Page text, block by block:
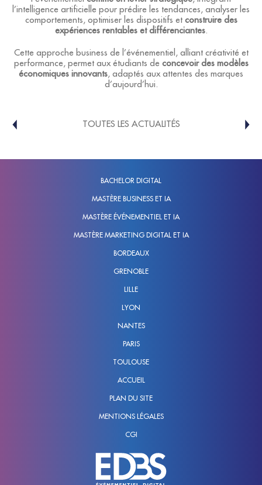
l’intelligence artificielle pour prédire les tendances, analyser les
comportements, optimiser les dispositifs et construire des
expériences rentables et différenciantes.
Cette approche business de l’événementiel, alliant créativité et
performance, permet aux étudiants de concevoir des modèles
économiques innovants, adaptés aux attentes des marques
d’aujourd’hui.
TOUTES LES ACTUALITÉS
BACHELOR DIGITAL
MASTÈRE BUSINESS ET IA
MASTÈRE ÉVÉNEMENTIEL ET IA
MASTÈRE MARKETING DIGITAL ET IA
BORDEAUX
GRENOBLE
LILLE
LYON
NANTES
PARIS
TOULOUSE
ACCUEIL
PLAN DU SITE
MENTIONS LÉGALES
CGI